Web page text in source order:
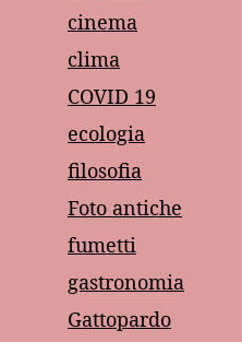
cinema
clima
COVID 19
ecologia
filosofia
Foto antiche
fumetti
gastronomia
Gattopardo